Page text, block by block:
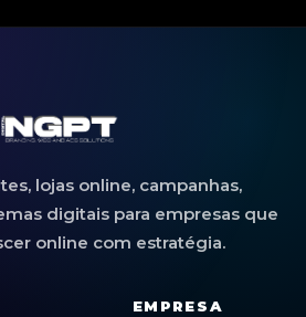
lojas online, campanhas,
digitais para empresas que
online com estratégia.
EMPRESA